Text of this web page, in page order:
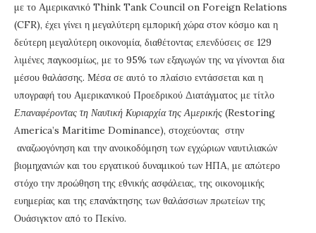
με το Αμερικανικό Think Tank Council on Foreign Relations
(CFR), έχει γίνει η μεγαλύτερη εμπορική χώρα στον κόσμο και η
δεύτερη μεγαλύτερη οικονομία, διαθέτοντας επενδύσεις σε 129
λιμένες παγκοσμίως, με το 95% των εξαγωγών της να γίνονται δια
μέσου θαλάσσης. Μέσα σε αυτό το πλαίσιο εντάσσεται και η
υπογραφή του Αμερικανικού Προεδρικού Διατάγματος με τίτλο
Επαναφέροντας τη Ναυτική Κυριαρχία της Αμερικής (Restoring
America’s Maritime Dominance), στοχεύοντας στην
αναζωογόνηση και την ανοικοδόμηση των εγχώριων ναυτιλιακών
βιομηχανιών και του εργατικού δυναμικού των ΗΠΑ, με απώτερο
στόχο την προώθηση της εθνικής ασφάλειας, της οικονομικής
ευημερίας και της επανάκτησης των θαλάσσιων πρωτείων της
Ουάσιγκτον από το Πεκίνο.